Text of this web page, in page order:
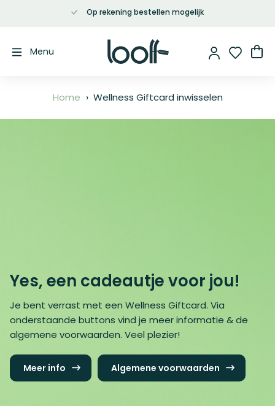
inhoud
Op rekening bestellen mogelijk
Menu
Home Wellness Giftcard inwisselen
Yes, een cadeautje voor jou!
Je bent verrast met een Wellness Giftcard. Via
onderstaande buttons vind je meer informatie & de
algemene voorwaarden. Veel plezier!
Meer info Algemene voorwaarden